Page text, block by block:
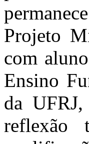
Projeto
com
Ensino
da
reflexão